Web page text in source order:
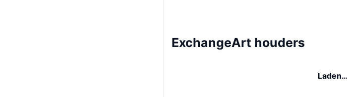
ExchangeArt houders
Laden…